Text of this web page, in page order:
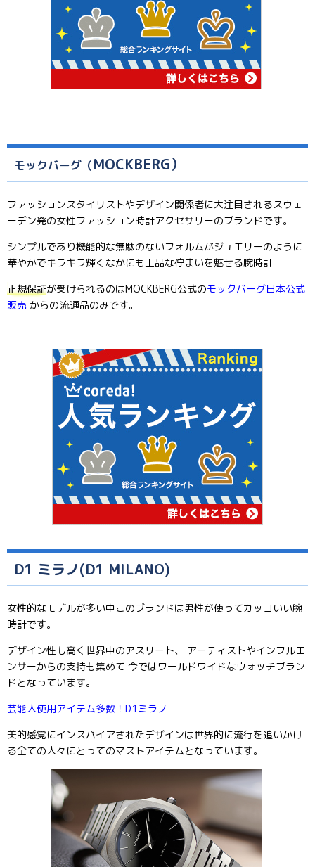
モックバーグ（MOCKBERG）
ファッションスタイリストやデザイン関係者に大注目されるスウェ
ーデン発の女性ファッション時計アクセサリーのブランドです。
シンプルであり機能的な無駄のないフォルムがジュエリーのように
華やかでキラキラ輝くなかにも上品な佇まいを魅せる腕時計
正規保証が受けられるのはMOCKBERG公式のモックバーグ日本公式
販売 からの流通品のみです。
D1 ミラノ(D1 MILANO)
女性的なモデルが多い中このブランドは男性が使ってカッコいい腕
時計です。
デザイン性も高く世界中のアスリート、 アーティストやインフルエ
ンサーからの支持も集めて 今ではワールドワイドなウォッチブラン
ドとなっています。
芸能人使用アイテム多数！D1ミラノ
美的感覚にインスパイアされたデザインは世界的に流行を追いかけ
る全ての人々にとってのマストアイテムとなっています。